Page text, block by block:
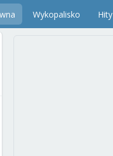
Wykopalisko Hity